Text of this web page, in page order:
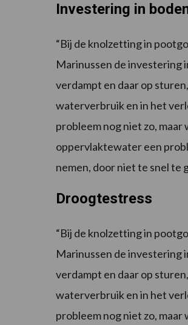
Investering in
“Bij de knolzetting in
Marinussen de investering
verdampt en daar op
waterverbruik en in het
probleem nog niet zo, maar
oppervlaktewater een
nemen, door niet te snel te
Droogtestress
“Bij de knolzetting in
Marinussen de investering
verdampt en daar op
waterverbruik en in het
probleem nog niet zo, maar